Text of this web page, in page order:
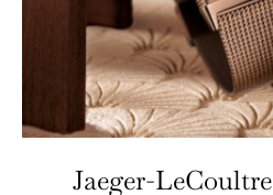
Jaeger-